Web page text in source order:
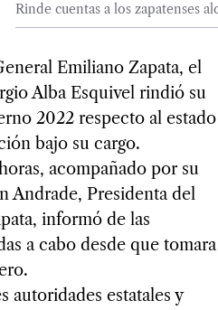
Rinde cuentas a los zapatenses
Emiliano Zapata, el
Alba Esquivel rindió su
2022 respecto al estado
bajo su cargo.
acompañado por su
Andrade, Presidenta del
informó de las
a cabo desde que tomara
estatales y